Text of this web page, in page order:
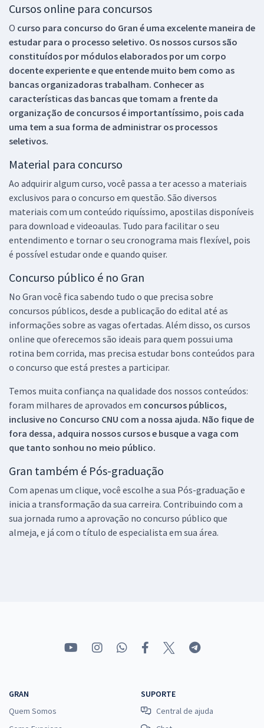
Cursos online para concursos
O curso para concurso do Gran é uma excelente maneira de
estudar para o processo seletivo. Os nossos cursos são
constituídos por módulos elaborados por um corpo
docente experiente e que entende muito bem como as
bancas organizadoras trabalham. Conhecer as
características das bancas que tomam a frente da
organização de concursos é importantíssimo, pois cada
uma tem a sua forma de administrar os processos
seletivos.
Material para concurso
Ao adquirir algum curso, você passa a ter acesso a materiais
exclusivos para o concurso em questão. São diversos
materiais com um conteúdo riquíssimo, apostilas disponíveis
para download e videoaulas. Tudo para facilitar o seu
entendimento e tornar o seu cronograma mais flexível, pois
é possível estudar onde e quando quiser.
Concurso público é no Gran
No Gran você fica sabendo tudo o que precisa sobre
concursos públicos, desde a publicação do edital até as
informações sobre as vagas ofertadas. Além disso, os cursos
online que oferecemos são ideais para quem possui uma
rotina bem corrida, mas precisa estudar bons conteúdos para
o concurso que está prestes a participar.
Temos muita confiança na qualidade dos nossos conteúdos:
foram milhares de aprovados em concursos públicos,
inclusive no Concurso CNU com a nossa ajuda. Não fique de
fora dessa, adquira nossos cursos e busque a vaga com
que tanto sonhou no meio público.
Gran também é Pós-graduação
Com apenas um clique, você escolhe a sua Pós-graduação e
inicia a transformação da sua carreira. Contribuindo com a
sua jornada rumo a aprovação no concurso público que
almeja, e já com o título de especialista em sua área.
GRAN
Quem Somos
SUPORTE
Central de ajuda